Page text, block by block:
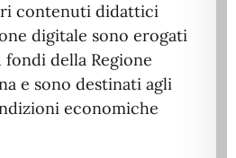
contenuti didattici
digitale sono erogati
della Regione
e sono destinati agli
economiche